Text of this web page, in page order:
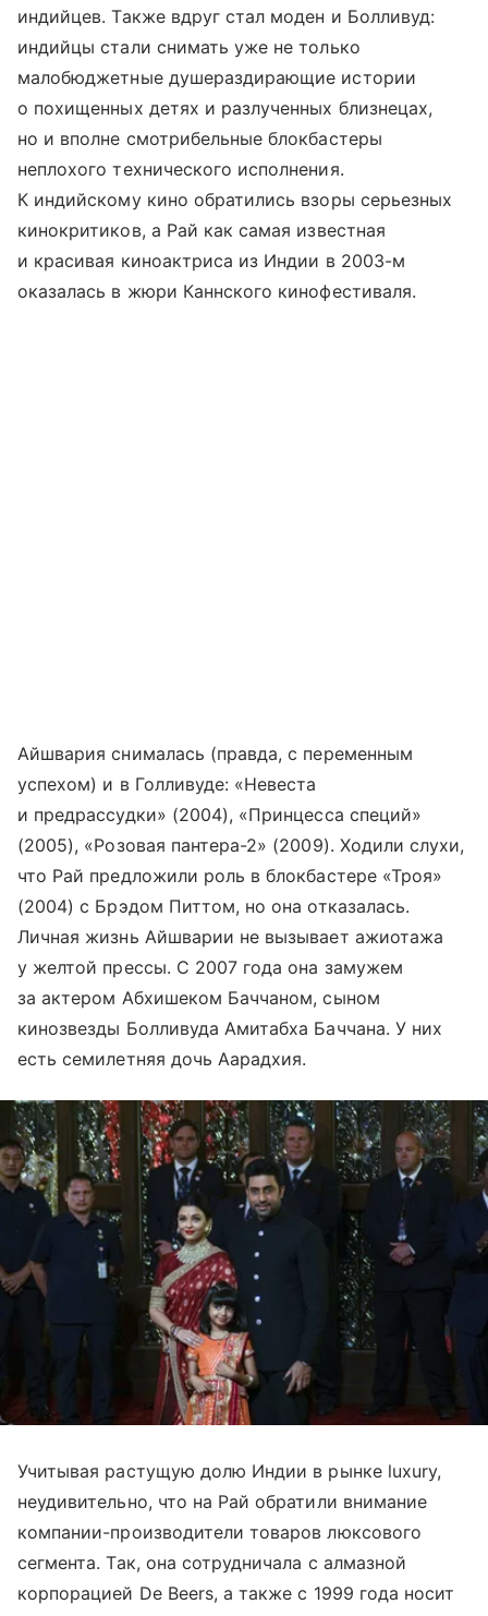
индийцев. Также вдруг стал моден и Болливуд:
индийцы стали снимать уже не только
малобюджетные душераздирающие истории
о похищенных детях и разлученных близнецах,
но и вполне смотрибельные блокбастеры
неплохого технического исполнения.
К индийскому кино обратились взоры серьезных
кинокритиков, а Рай как самая известная
и красивая киноактриса из Индии в 2003-м
оказалась в жюри Каннского кинофестиваля.
Айшвария снималась (правда, с переменным
успехом) и в Голливуде: «Невеста
и предрассудки» (2004), «Принцесса специй»
(2005), «Розовая пантера-2» (2009). Ходили слухи,
что Рай предложили роль в блокбастере «Троя»
(2004) с Брэдом Питтом, но она отказалась.
Личная жизнь Айшварии не вызывает ажиотажа
у желтой прессы. С 2007 года она замужем
за актером Абхишеком Баччаном, сыном
кинозвезды Болливуда Амитабха Баччана. У них
есть семилетняя дочь Аарадхия.
Учитывая растущую долю Индии в рынке luxury,
неудивительно, что на Рай обратили внимание
компании-производители товаров люксового
сегмента. Так, она сотрудничала с алмазной
корпорацией De Beers, а также с 1999 года носит